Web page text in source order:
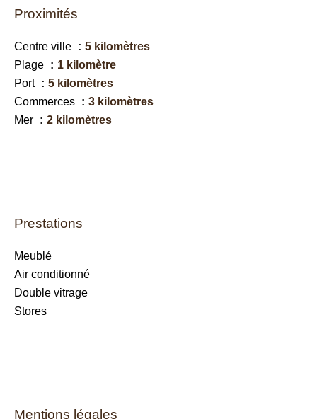
Proximités
Centre ville
5 kilomètres
Plage
1 kilomètre
Port
5 kilomètres
Commerces
3 kilomètres
Mer
2 kilomètres
Prestations
Meublé
Air conditionné
Double vitrage
Stores
Mentions légales